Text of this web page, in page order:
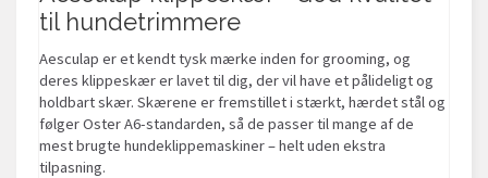
til hundetrimmere
Aesculap er et kendt tysk mærke inden for grooming, og
deres klippeskær er lavet til dig, der vil have et pålideligt og
holdbart skær. Skærene er fremstillet i stærkt, hærdet stål og
følger Oster A6-standarden, så de passer til mange af de
mest brugte hundeklippemaskiner – helt uden ekstra
tilpasning.